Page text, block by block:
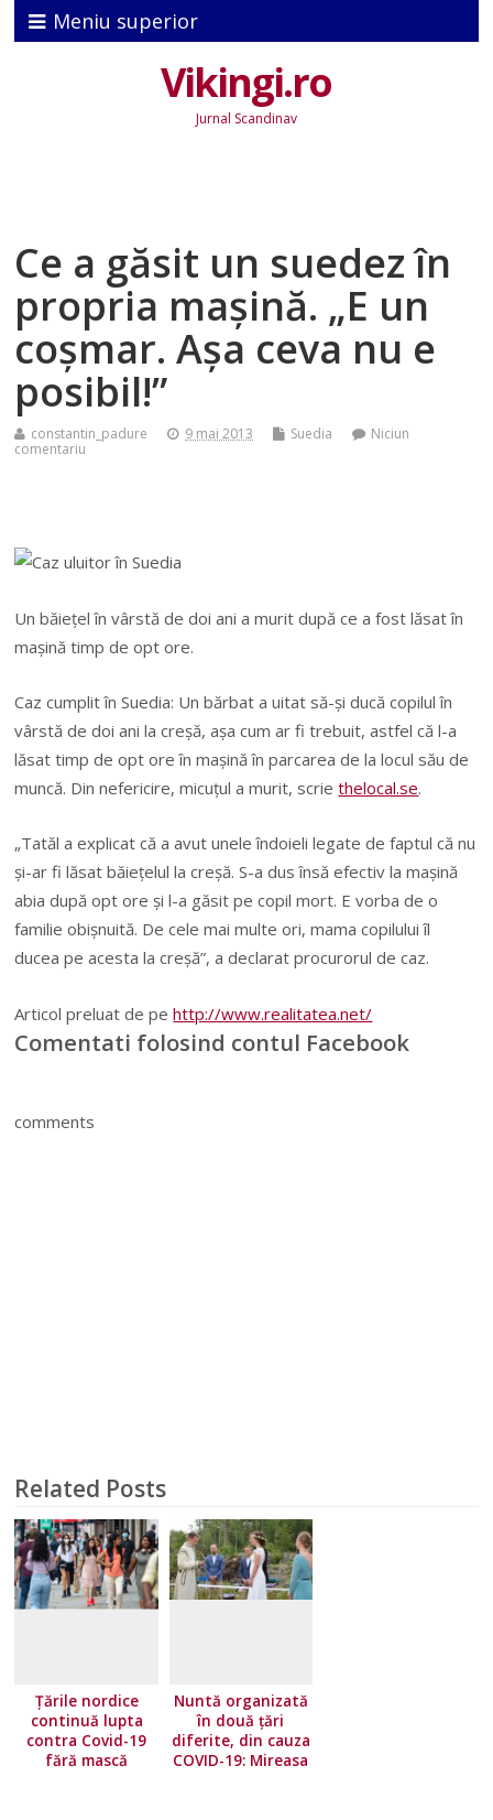
Meniu superior
Vikingi.ro
Jurnal Scandinav
Ce a găsit un suedez în
propria mașină. „E un
coșmar. Așa ceva nu e
posibil!”
constantin_padure 9 mai 2013 Suedia
Niciun
comentariu
Un băiețel în vârstă de doi ani a murit după ce a fost lăsat în
mașină timp de opt ore.
Caz cumplit în Suedia: Un bărbat a uitat să-și ducă copilul în
vârstă de doi ani la creșă, așa cum ar fi trebuit, astfel că l-a
lăsat timp de opt ore în mașină în parcarea de la locul său de
muncă. Din nefericire, micuțul a murit, scriethelocal.se.
„Tatăl a explicat că a avut unele îndoieli legate de faptul că nu
și-ar fi lăsat băiețelul la creșă. S-a dus însă efectiv la mașină
abia după opt ore și l-a găsit pe copil mort. E vorba de o
familie obișnuită. De cele mai multe ori, mama copilului îl
ducea pe acesta la creșă”, a declarat procurorul de caz.
Articol preluat de pehttp://www.realitatea.net/
Comentati folosind contul Facebook
comments
Related Posts
Țările nordice
continuă lupta
contra Covid-19
fără mască
Nuntă organizată
în două țări
diferite, din cauza
COVID-19: Mireasa